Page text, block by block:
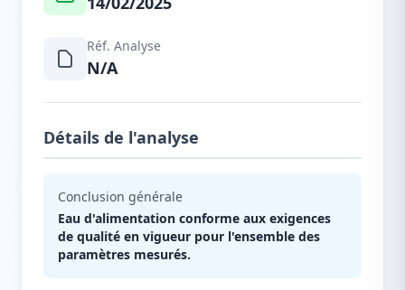
Réf. Analyse
N/A
Détails de l'analyse
Conclusion générale
Eau d'alimentation conforme aux exigences
de qualité en vigueur pour l'ensemble des
paramètres mesurés.